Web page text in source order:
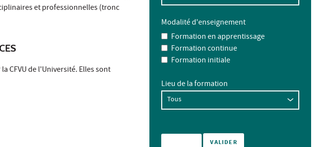
et professionnelles (tronc
CFVU de l'Université. Elles sont
Modalité d'enseignement
Formation en apprentissage
Formation continue
Formation initiale
Lieu de la formation